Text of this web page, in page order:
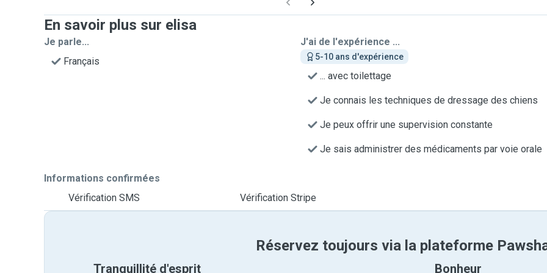
En savoir plus sur elisa
Je parle...
Français
J'ai de l'expérience ...
5-10 ans d'expérience
... avec toilettage
Je connais les techniques de dressage des chiens
Je peux offrir une supervision constante
Je sais administrer des médicaments par voie orale
Informations confirmées
Vérification SMS
Vérification Stripe
Réservez toujours via la plateforme
Tranquillité d'esprit Bonheur